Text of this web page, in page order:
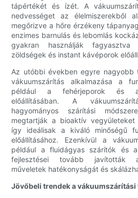
tápértékét és ízét. A
nedvességet az élelmiszerekből
megőrizve a hőre érzékeny
enzimes barnulás és lebomlás
gyakran használják fagyasztva
zöldségek és instant kávéporok
Az utóbbi években egyre nagyobb
vákuumszárítás alkalmazása a
például a fehérjeporok és
előállításában. A
hagyományos szárítási
megtartják a bioaktív
így ideálisak a kiváló minőségű
előállításához. Ezenkívül a
például a fluidágyas szárítók és
fejlesztései tovább javították
műveletek hatékonyságát és
Jövőbeli trendek a